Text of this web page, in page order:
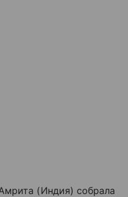
(Индия) собрала